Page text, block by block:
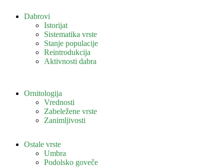
Dabrovi
Istorijat
Sistematika vrste
Stanje populacije
Reintrodukcija
Aktivnosti dabra
Ornitologija
Vrednosti
Zabeležene vrste
Zanimljivosti
Ostale vrste
Umbra
Podolsko goveče